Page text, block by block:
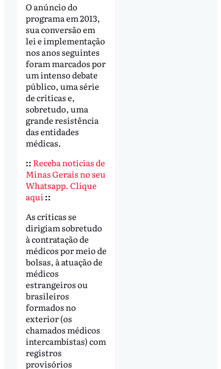
O anúncio do
programa em 2013,
sua conversão em
lei e implementação
nos anos seguintes
foram marcados por
um intenso debate
público, uma série
de críticas e,
sobretudo, uma
grande resistência
das entidades
médicas.
:: Receba notícias de
Minas Gerais no seu
Whatsapp. Clique
aqui::
As críticas se
dirigiam sobretudo
à contratação de
médicos por meio de
bolsas, à atuação de
médicos
estrangeiros ou
brasileiros
formados no
exterior (os
chamados médicos
intercambistas) com
registros
provisórios